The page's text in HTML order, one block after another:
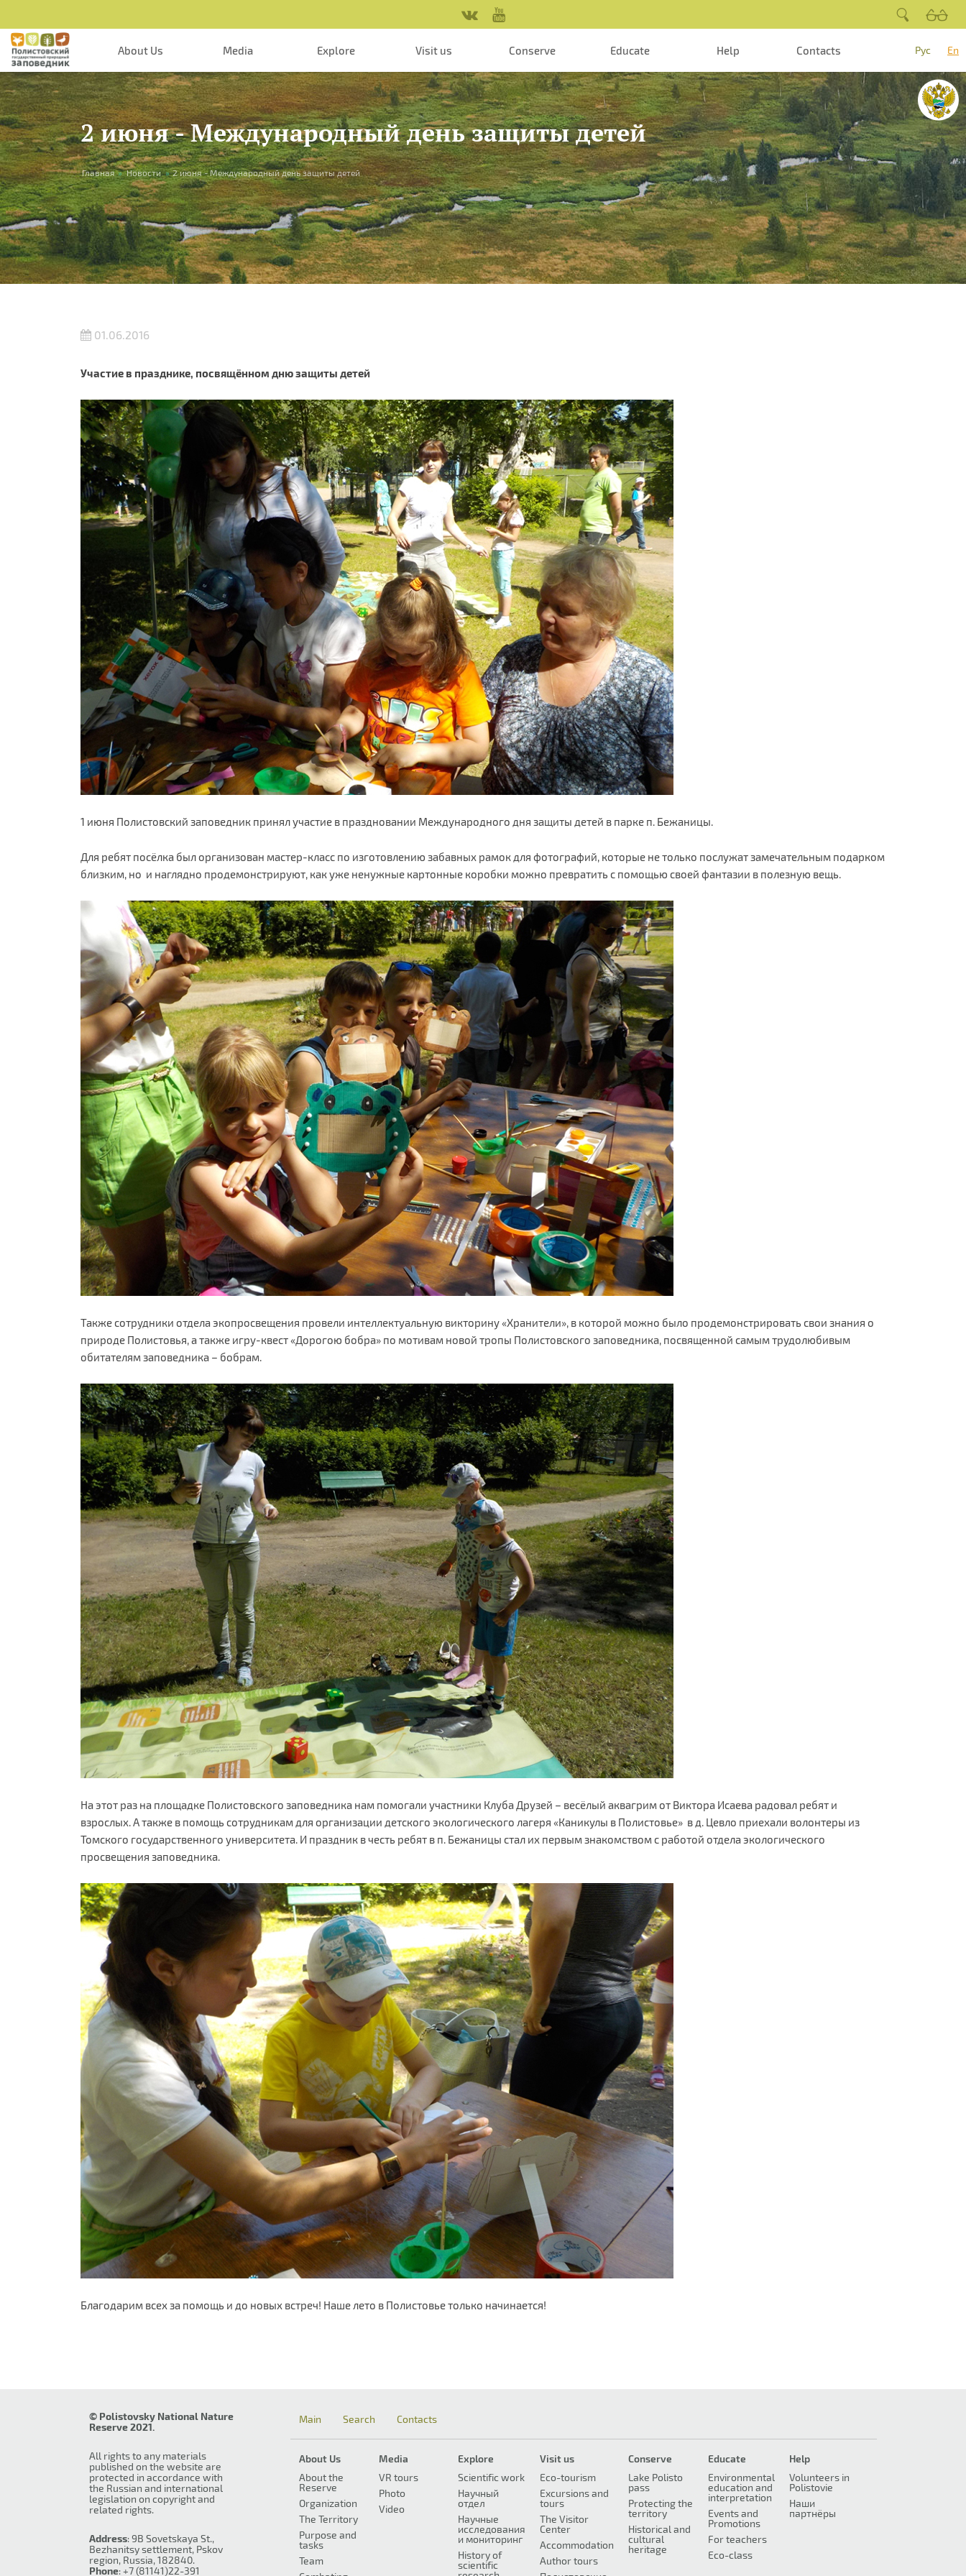
About Us Media Explore Visit us Conserve Educate Help Contacts Рус En
2 июня - Международный день защиты детей
You are here
Главная » Новости » 2 июня - Международный день защиты детей
01.06.2016
Участие в празднике, посвящённом дню защиты детей
1 июня Полистовский заповедник принял участие в праздновании Международного дня защиты детей в парке п. Бежаницы.
Для ребят посёлка был организован мастер-класс по изготовлению забавных рамок для фотографий, которые не только послужат замечательным подарком
близким, но и наглядно продемонстрируют, как уже ненужные картонные коробки можно превратить с помощью своей фантазии в полезную вещь.
Также сотрудники отдела экопросвещения провели интеллектуальную викторину «Хранители», в которой можно было продемонстрировать свои знания о
природе Полистовья, а также игру-квест «Дорогою бобра» по мотивам новой тропы Полистовского заповедника, посвященной самым трудолюбивым
обитателям заповедника – бобрам.
На этот раз на площадке Полистовского заповедника нам помогали участники Клуба Друзей – весёлый аквагрим от Виктора Исаева радовал ребят и
взрослых. А также в помощь сотрудникам для организации детского экологического лагеря «Каникулы в Полистовье» в д. Цевло приехали волонтеры из
Томского государственного университета. И праздник в честь ребят в п. Бежаницы стал их первым знакомством с работой отдела экологического
просвещения заповедника.
Благодарим всех за помощь и до новых встреч! Наше лето в Полистовье только начинается!
© Polistovsky National Nature
Reserve 2021.
All rights to any materials
published on the website are
protected in accordance with
the Russian and international
legislation on copyright and
related rights.
Address: 9B Sovetskaya St.,
Bezhanitsy settlement, Pskov
region, Russia, 182840.
Phone: +7 (81141)22-391
Main Search Contacts
About Us
About the
Reserve
Organization
The Territory
Purpose and
tasks
Team
Media
VR tours
Photo
Video
Explore
Scientific work
Научный
отдел
Научные
исследования
и мониторинг
History of
scientific
Visit us
Eco-tourism
Excursions and
tours
The Visitor
Center
Accommodation
Author tours
Conserve
Lake Polisto
pass
Protecting the
territory
Historical and
cultural
heritage
Educate
Environmental
education and
interpretation
Events and
Promotions
For teachers
Eco-class
Help
Volunteers in
Polistovie
Наши
партнёры